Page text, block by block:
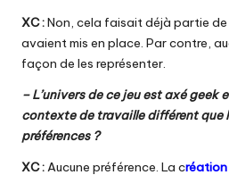
XC :Non, cela faisait déjà partie de
avaient mis en place. Par contre,
façon de les représenter.
– L’univers de ce jeu est axé geek
contexte de travaille différent que
préférences ?
XC : Aucune préférence. La création